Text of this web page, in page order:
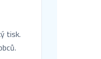
tisk.